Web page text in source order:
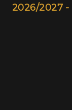
2026/2027